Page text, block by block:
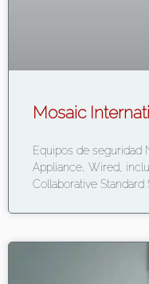
Mosaic
Equipos de seguridad
Appliance, Wired,
Collaborative Standard